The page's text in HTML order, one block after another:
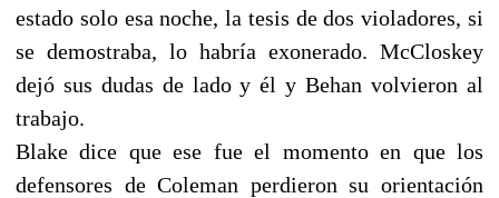
estado solo esa noche, la tesis de dos violadores, si
se demostraba, lo habría exonerado. McCloskey
dejó sus dudas de lado y él y Behan volvieron al
trabajo.
Blake dice que ese fue el momento en que los
defensores de Coleman perdieron su orientación